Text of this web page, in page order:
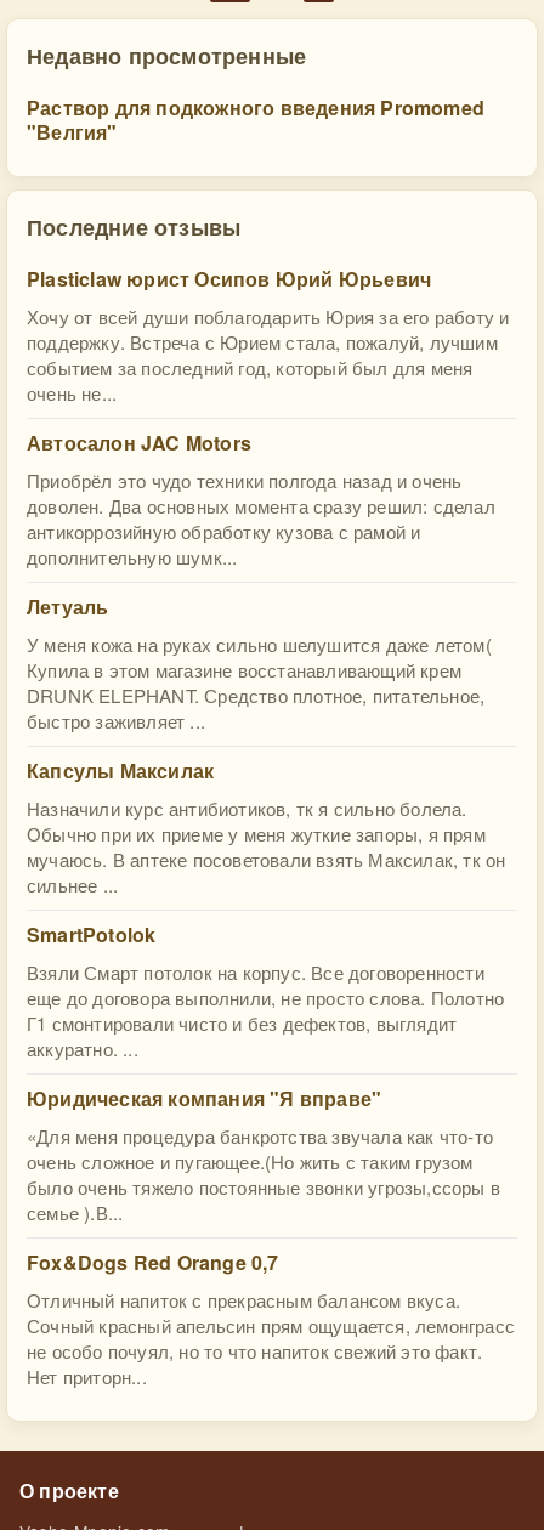
Недавно просмотренные
Раствор для подкожного введения Promomed
"Велгия"
Последние отзывы
Plasticlaw юрист Осипов Юрий Юрьевич
Хочу от всей души поблагодарить Юрия за его работу и
поддержку. Встреча с Юрием стала, пожалуй, лучшим
событием за последний год, который был для меня
очень не...
Автосалон JAC Motors
Приобрёл это чудо техники полгода назад и очень
доволен. Два основных момента сразу решил: сделал
антикоррозийную обработку кузова с рамой и
дополнительную шумк...
Летуаль
У меня кожа на руках сильно шелушится даже летом(
Купила в этом магазине восстанавливающий крем
DRUNK ELEPHANT. Средство плотное, питательное,
быстро заживляет ...
Капсулы Максилак
Назначили курс антибиотиков, тк я сильно болела.
Обычно при их приеме у меня жуткие запоры, я прям
мучаюсь. В аптеке посоветовали взять Максилак, тк он
сильнее ...
SmartPotolok
Взяли Смарт потолок на корпус. Все договоренности
еще до договора выполнили, не просто слова. Полотно
Г1 смонтировали чисто и без дефектов, выглядит
аккуратно. ...
Юридическая компания "Я вправе"
«Для меня процедура банкротства звучала как что-то
очень сложное и пугающее.(Но жить с таким грузом
было очень тяжело постоянные звонки угрозы,ссоры в
семье ).В...
Fox&Dogs Red Orange 0,7
Отличный напиток с прекрасным балансом вкуса.
Сочный красный апельсин прям ощущается, лемонграсс
не особо почуял, но то что напиток свежий это факт.
Нет приторн...
О проекте